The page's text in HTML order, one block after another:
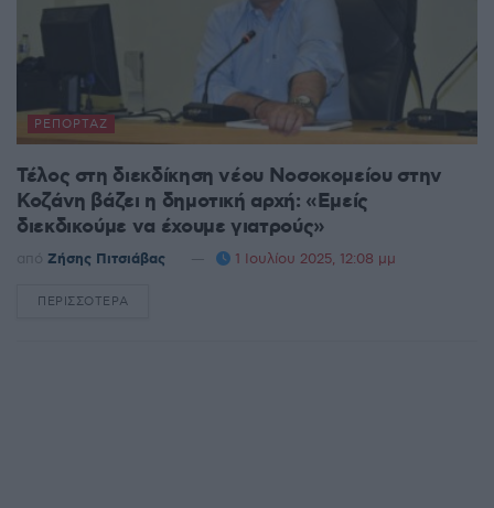
ΡΕΠΟΡΤΆΖ
Τέλος στη διεκδίκηση νέου Νοσοκομείου στην
Κοζάνη βάζει η δημοτική αρχή: «Εμείς
διεκδικούμε να έχουμε γιατρούς»
από Ζήσης Πιτσιάβας 1 Ιουλίου 2025, 12:08 μμ
ΠΕΡΙΣΣΌΤΕΡΑ